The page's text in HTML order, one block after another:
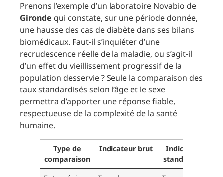
Prenons l’exemple d’un laboratoire Novabio de
Gironde qui constate, sur une période donnée,
une hausse des cas de diabète dans ses bilans
biomédicaux. Faut-il s’inquiéter d’une
recrudescence réelle de la maladie, ou s’agit-il
d’un effet du vieillissement progressif de la
population desservie ? Seule la comparaison des
taux standardisés selon l’âge et le sexe
permettra d’apporter une réponse fiable,
respectueuse de la complexité de la santé
humaine.
Type de
comparaison
Indicateur brut
Indicateur
standardisé